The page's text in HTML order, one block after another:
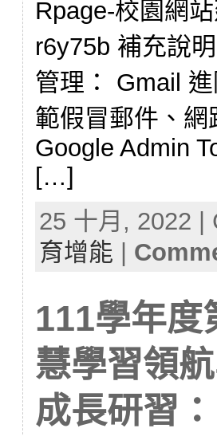
Rpage-校園網
r6y75b 補充說
管理： Gmail
範假冒郵件、
Google Admin
[…]
25 十月, 2022
育增能
111學年度
慧學習領
成長研習